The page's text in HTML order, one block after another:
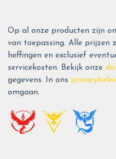
Op al onze producten zijn
van toepassing. Alle prijzen
heffingen en exclusief
servicekosten. Bekijk onze
gegevens. In ons
omgaan.